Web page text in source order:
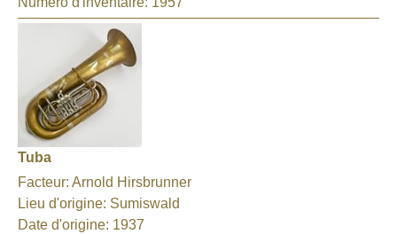
Tuba
Facteur: Arnold Hirsbrunner
Lieu d'origine: Sumiswald
Date d'origine: 1937